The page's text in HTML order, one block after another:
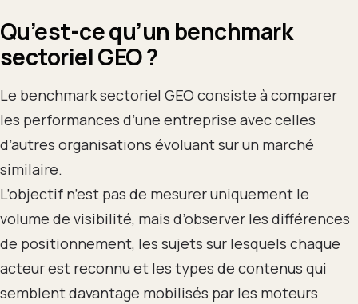
Qu’est-ce qu’un benchmark
sectoriel GEO ?
Le benchmark sectoriel GEO consiste à comparer
les performances d’une entreprise avec celles
d’autres organisations évoluant sur un marché
similaire.
L’objectif n’est pas de mesurer uniquement le
volume de visibilité, mais d’observer les différences
de positionnement, les sujets sur lesquels chaque
acteur est reconnu et les types de contenus qui
semblent davantage mobilisés par les moteurs